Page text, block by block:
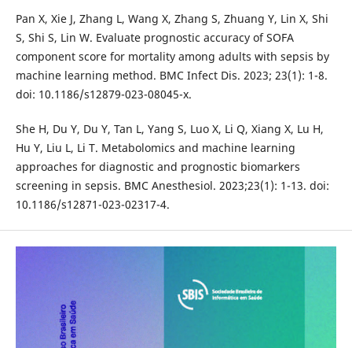
Pan X, Xie J, Zhang L, Wang X, Zhang S, Zhuang Y, Lin X, Shi
S, Shi S, Lin W. Evaluate prognostic accuracy of SOFA
component score for mortality among adults with sepsis by
machine learning method. BMC Infect Dis. 2023; 23(1): 1-8.
doi: 10.1186/s12879-023-08045-x.
She H, Du Y, Du Y, Tan L, Yang S, Luo X, Li Q, Xiang X, Lu H,
Hu Y, Liu L, Li T. Metabolomics and machine learning
approaches for diagnostic and prognostic biomarkers
screening in sepsis. BMC Anesthesiol. 2023;23(1): 1-13. doi:
10.1186/s12871-023-02317-4.